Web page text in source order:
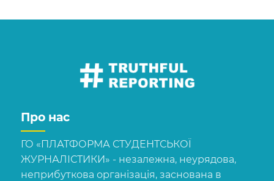
Про нас
ГО «ПЛАТФОРМА СТУДЕНТСЬКОЇ
ЖУРНАЛІСТИКИ» - незалежна, неурядова,
неприбуткова організація, заснована в